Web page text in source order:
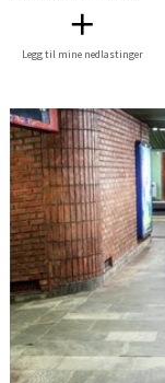
Legg til mine nedlastinger